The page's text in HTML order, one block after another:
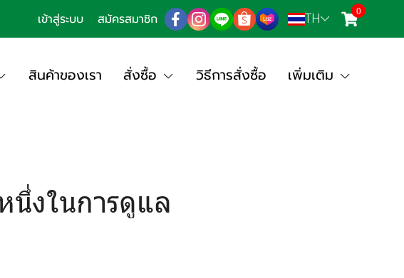
เข้าสู่ระบบ สมัครสมาชิก TH 0
สินค้าของเรา สั่งซื้อ วิธีการสั่งซื้อ เพิ่มเติม
นึ่งในการดูแล